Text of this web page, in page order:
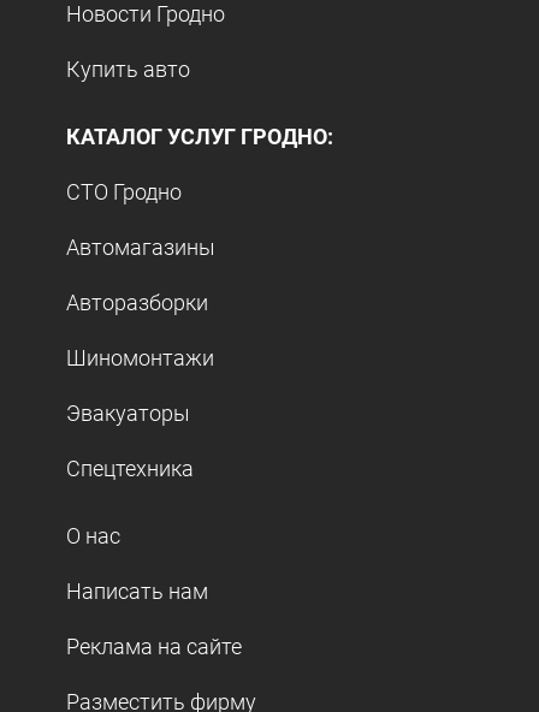
Новости Гродно
Купить авто
КАТАЛОГ УСЛУГ ГРОДНО:
СТО Гродно
Автомагазины
Авторазборки
Шиномонтажи
Эвакуаторы
Спецтехника
О нас
Написать нам
Реклама на сайте
Разместить фирму